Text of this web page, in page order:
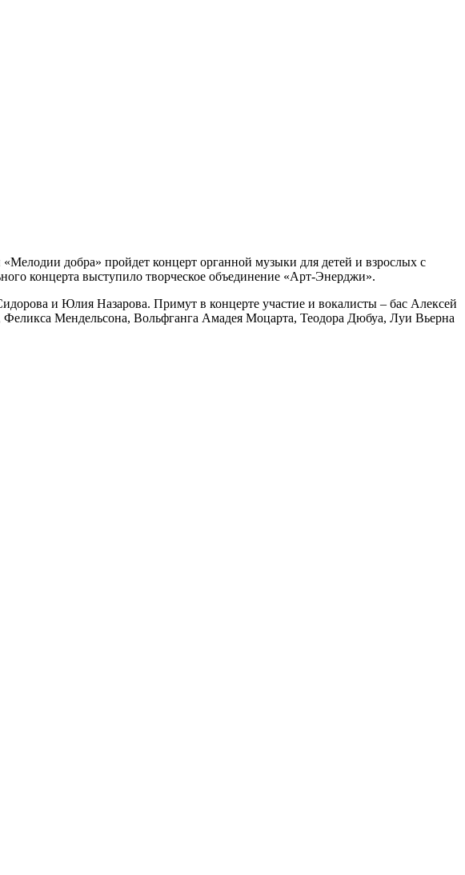
добра» пройдет концерт органной музыки для детей и взрослых с
концерта выступило творческое объединение «Арт-Энерджи».
и Юлия Назарова. Примут в концерте участие и вокалисты – бас Алексей
Мендельсона, Вольфганга Амадея Моцарта, Теодора Дюбуа, Луи Вьерна